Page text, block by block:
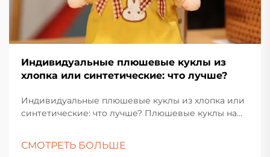
Индивидуальные плюшевые куклы из
хлопка или синтетические: что лучше?
Индивидуальные плюшевые куклы из хлопка или
синтетические: что лучше? Плюшевые куклы на
покупает подарки. Их мягкие текстуры,
СМОТРЕТЬ БОЛЬШЕ